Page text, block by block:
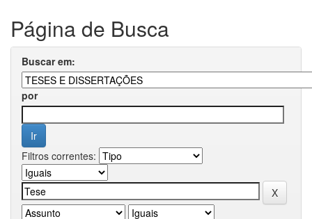
Página de Busca
Buscar em:
por
Filtros correntes: